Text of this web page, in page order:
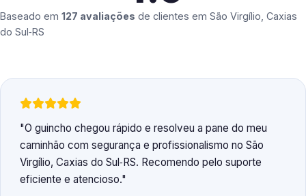
Baseado em 127 avaliações de clientes em São Virgílio, Caxias
do Sul‑RS
O guincho chegou rápido e resolveu a pane do meu
caminhão com segurança e profissionalismo no São
Virgílio, Caxias do Sul‑RS. Recomendo pelo suporte
eficiente e atencioso.